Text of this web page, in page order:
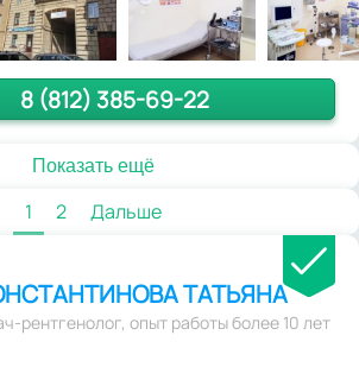
8 (812) 385-69-22
Показать ещё
1 2 Дальше
ТАТЬЯНА
рентгенолог, опыт работы более 10 лет